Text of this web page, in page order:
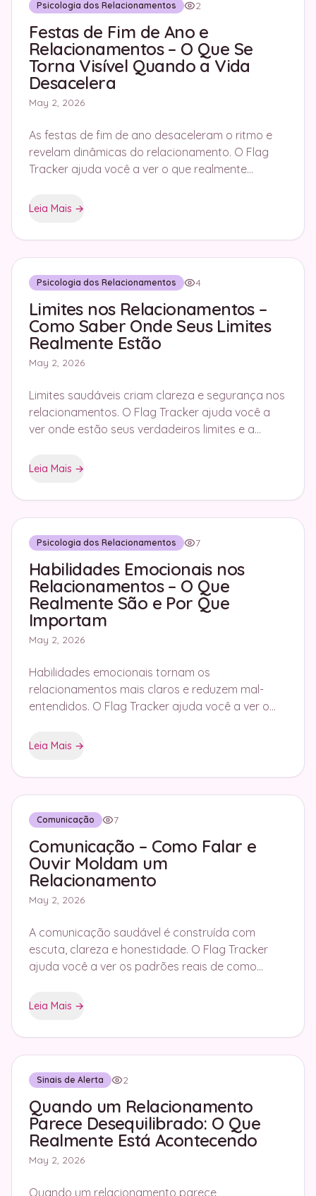
Psicologia dos Relacionamentos 2
Festas de Fim de Ano e
Relacionamentos – O Que Se
Torna Visível Quando a Vida
Desacelera
May 2, 2026
As festas de fim de ano desaceleram o ritmo e
revelam dinâmicas do relacionamento. O Flag
Tracker ajuda você a ver o que realmente
Leia Mais →
Psicologia dos Relacionamentos 4
Limites nos Relacionamentos –
Como Saber Onde Seus Limites
Realmente Estão
May 2, 2026
Limites saudáveis criam clareza e segurança nos
relacionamentos. O Flag Tracker ajuda você a
ver onde estão seus verdadeiros limites e a
Leia Mais →
Psicologia dos Relacionamentos 7
Habilidades Emocionais nos
Relacionamentos – O Que
Realmente São e Por Que
Importam
May 2, 2026
Habilidades emocionais tornam os
relacionamentos mais claros e reduzem mal-
entendidos. O Flag Tracker ajuda você a ver o
Leia Mais →
Comunicação 7
Comunicação – Como Falar e
Ouvir Moldam um
Relacionamento
May 2, 2026
A comunicação saudável é construída com
escuta, clareza e honestidade. O Flag Tracker
ajuda você a ver os padrões reais de como
Leia Mais →
Sinais de Alerta 2
Quando um Relacionamento
Parece Desequilibrado: O Que
Realmente Está Acontecendo
May 2, 2026
Quando um relacionamento parece